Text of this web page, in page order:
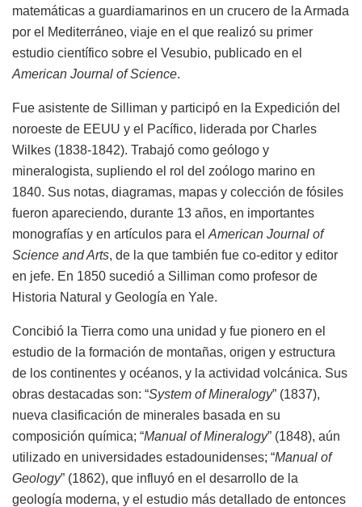
matemáticas a guardiamarinos en un crucero de la Armada
por el Mediterráneo, viaje en el que realizó su primer
estudio científico sobre el Vesubio, publicado en el
American Journal of Science.
Fue asistente de Silliman y participó en la Expedición del
noroeste de EEUU y el Pacífico, liderada por Charles
Wilkes (1838-1842). Trabajó como geólogo y
mineralogista, supliendo el rol del zoólogo marino en
1840. Sus notas, diagramas, mapas y colección de fósiles
fueron apareciendo, durante 13 años, en importantes
monografías y en artículos para el American Journal of
Science and Arts, de la que también fue co-editor y editor
en jefe. En 1850 sucedió a Silliman como profesor de
Historia Natural y Geología en Yale.
Concibió la Tierra como una unidad y fue pionero en el
estudio de la formación de montañas, origen y estructura
de los continentes y océanos, y la actividad volcánica. Sus
obras destacadas son: “System of Mineralogy” (1837),
nueva clasificación de minerales basada en su
composición química; “Manual of Mineralogy” (1848), aún
utilizado en universidades estadounidenses; “Manual of
Geology” (1862), que influyó en el desarrollo de la
geología moderna, y el estudio más detallado de entonces